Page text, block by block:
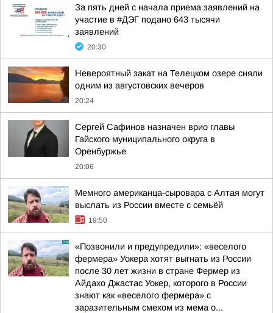
За пять дней с начала приема заявлений на
участие в #ДЭГ подано 643 тысячи
заявлений
20:30
Невероятный закат на Телецком озере сняли
одним из августовских вечеров
20:24
Сергей Сафинов назначен врио главы
Гайского муниципального округа в
Оренбуржье
20:06
Мемного американца-сыровара с Алтая могут
выслать из России вместе с семьёй
19:50
«Позвонили и предупредили»: «веселого
фермера» Уокера хотят выгнать из России
после 30 лет жизни в стране Фермер из
Айдахо Джастас Уокер, которого в России
знают как «веселого фермера» с
заразительным смехом из мема о...